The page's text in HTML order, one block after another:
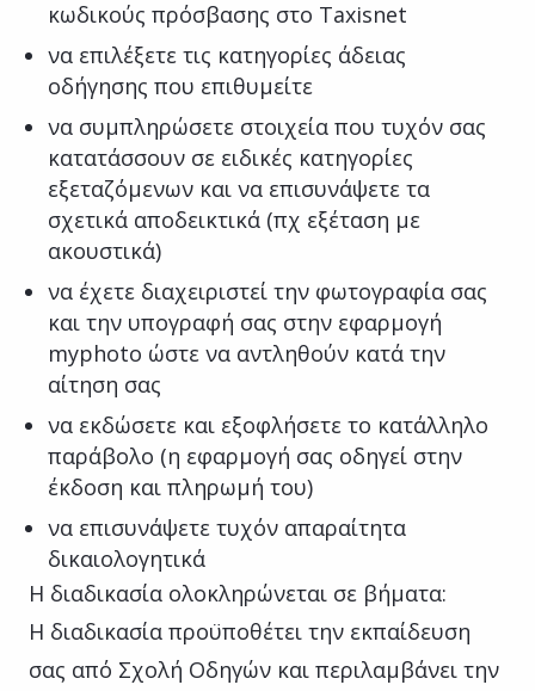
κωδικούς πρόσβασης στο Taxisnet
να επιλέξετε τις κατηγορίες άδειας
οδήγησης που επιθυμείτε
να συμπληρώσετε στοιχεία που τυχόν σας
κατατάσσουν σε ειδικές κατηγορίες
εξεταζόμενων και να επισυνάψετε τα
σχετικά αποδεικτικά (πχ εξέταση με
ακουστικά)
να έχετε διαχειριστεί την φωτογραφία σας
και την υπογραφή σας στην εφαρμογή
myphoto ώστε να αντληθούν κατά την
αίτηση σας
να εκδώσετε και εξοφλήσετε το κατάλληλο
παράβολο (η εφαρμογή σας οδηγεί στην
έκδοση και πληρωμή του)
να επισυνάψετε τυχόν απαραίτητα
δικαιολογητικά
Η διαδικασία ολοκληρώνεται σε βήματα:
Η διαδικασία προϋποθέτει την εκπαίδευση
σας από Σχολή Οδηγών και περιλαμβάνει την